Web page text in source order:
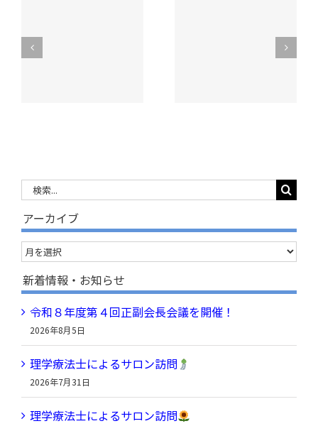
令和８年度 昭和
村老人クラブ連合
…
アーカイブ
ア
ー
カ
イ
ブ
新着情報・お知らせ
令和８年度第４回正副会長会議を開催！
2026年8月5日
理学療法士によるサロン訪問
2026年7月31日
理学療法士によるサロン訪問